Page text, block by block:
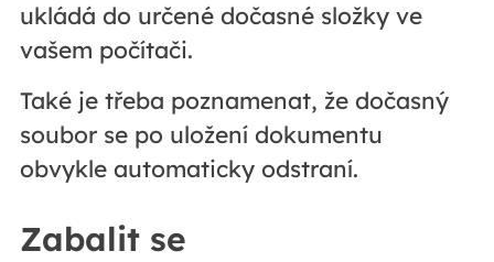
ukládá do určené dočasné složky ve
vašem počítači.
Také je třeba poznamenat, že dočasný
soubor se po uložení dokumentu
obvykle automaticky odstraní.
Zabalit se